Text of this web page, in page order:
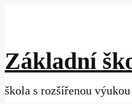
Základní
škola s rozšířenou